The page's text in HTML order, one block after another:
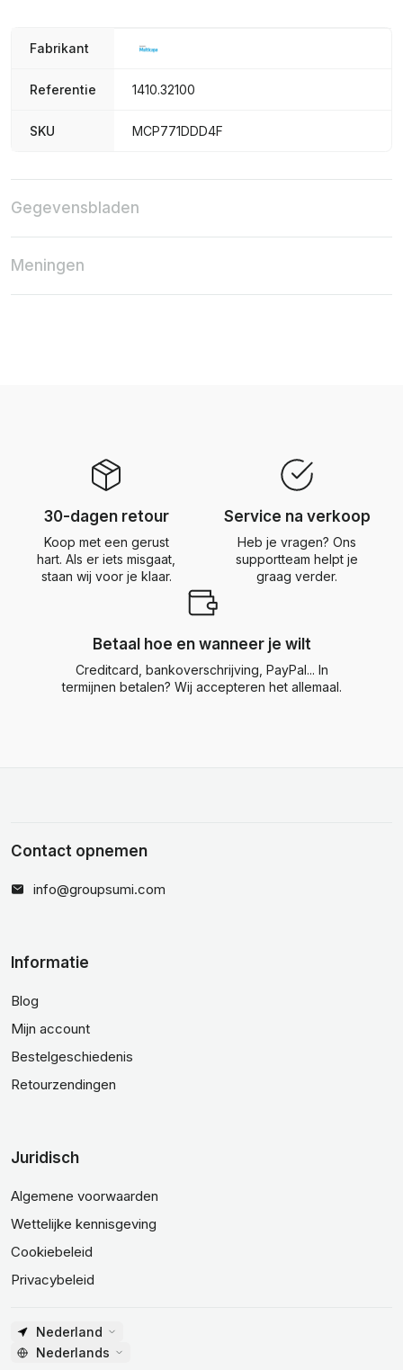
Fabrikant
Referentie 1410.32100
SKU MCP771DDD4F
Gegevensbladen
Meningen
30-dagen retour
Koop met een gerust
hart. Als er iets misgaat,
staan wij voor je klaar.
Service na verkoop
Heb je vragen? Ons
supportteam helpt je
graag verder.
Betaal hoe en wanneer je wilt
Creditcard, bankoverschrijving, PayPal... In
termijnen betalen? Wij accepteren het allemaal.
Contact opnemen
info@groupsumi.com
Informatie
Blog
Mijn account
Bestelgeschiedenis
Retourzendingen
Juridisch
Algemene voorwaarden
Wettelijke kennisgeving
Cookiebeleid
Privacybeleid
Nederland
Nederlands